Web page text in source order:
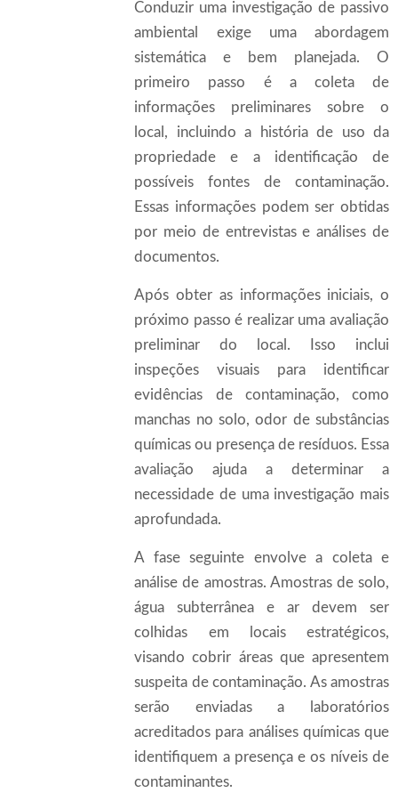
Conduzir uma investigação de passivo
ambiental exige uma abordagem
sistemática e bem planejada. O
primeiro passo é a coleta de
informações preliminares sobre o
local, incluindo a história de uso da
propriedade e a identificação de
possíveis fontes de contaminação.
Essas informações podem ser obtidas
por meio de entrevistas e análises de
documentos.
Após obter as informações iniciais, o
próximo passo é realizar uma avaliação
preliminar do local. Isso inclui
inspeções visuais para identificar
evidências de contaminação, como
manchas no solo, odor de substâncias
químicas ou presença de resíduos. Essa
avaliação ajuda a determinar a
necessidade de uma investigação mais
aprofundada.
A fase seguinte envolve a coleta e
análise de amostras. Amostras de solo,
água subterrânea e ar devem ser
colhidas em locais estratégicos,
visando cobrir áreas que apresentem
suspeita de contaminação. As amostras
serão enviadas a laboratórios
acreditados para análises químicas que
identifiquem a presença e os níveis de
contaminantes.